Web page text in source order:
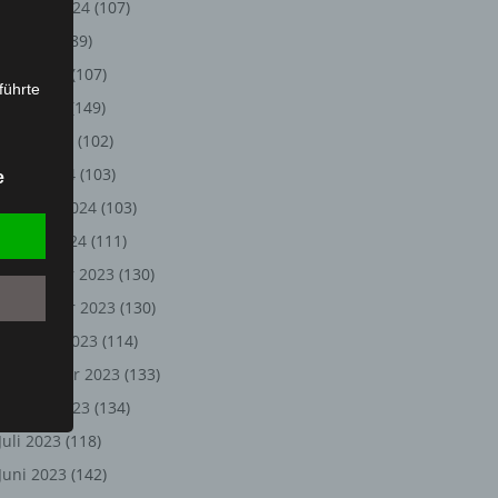
August 2024 (107)
(89)
(107)
(149)
(102)
2024 (103)
Februar 2024 (103)
Januar 2024 (111)
2023 (130)
November 2023 (130)
Oktober 2023 (114)
September 2023 (133)
August 2023 (134)
Juli 2023 (118)
Juni 2023 (142)